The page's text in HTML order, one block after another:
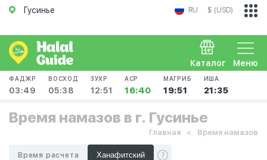
Гусинье RU $ (USD)
Меню
Каталог
ФАДЖР
03:49
ВОСХОД
05:38
ЗУХР
12:51
АСР
16:40
МАГРИБ
19:51
ИША
21:35
Время намазов в г. Гусинье
Главная Время намазов
Время расчета